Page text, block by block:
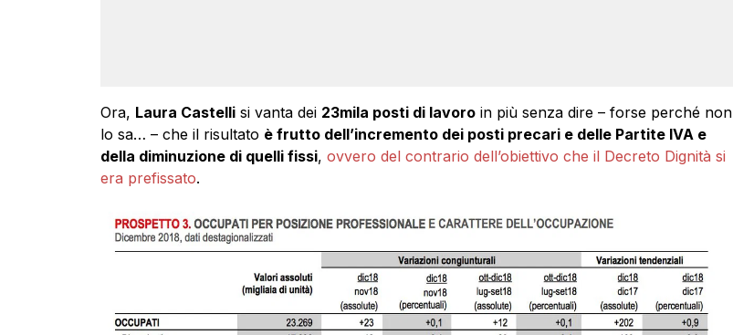
Ora, Laura Castellisi vanta dei 23mila posti di lavoroin più senza dire – forse perché non
lo sa… – che il risultato è frutto dell’incremento dei posti precari e delle Partite IVA e
della diminuzione di quelli fissi, ovvero del contrario dell’obiettivo che il Decreto Dignità si
era prefissato.